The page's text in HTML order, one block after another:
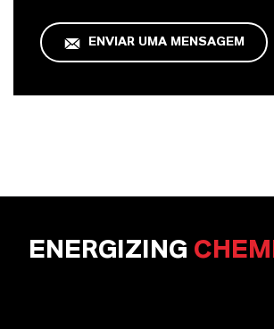
ENVIAR UMA MENSAGEM
ENERGIZING